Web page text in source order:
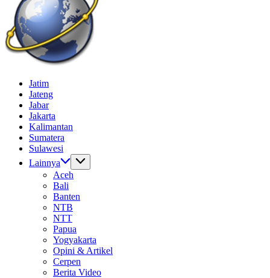
News
Informasi
Dunia
Tanpa
Batas
Jatim
Jateng
Jabar
Jakarta
Kalimantan
Sumatera
Sulawesi
Lainnya
Aceh
Bali
Banten
NTB
NTT
Papua
Yogyakarta
Opini & Artikel
Cerpen
Berita Video